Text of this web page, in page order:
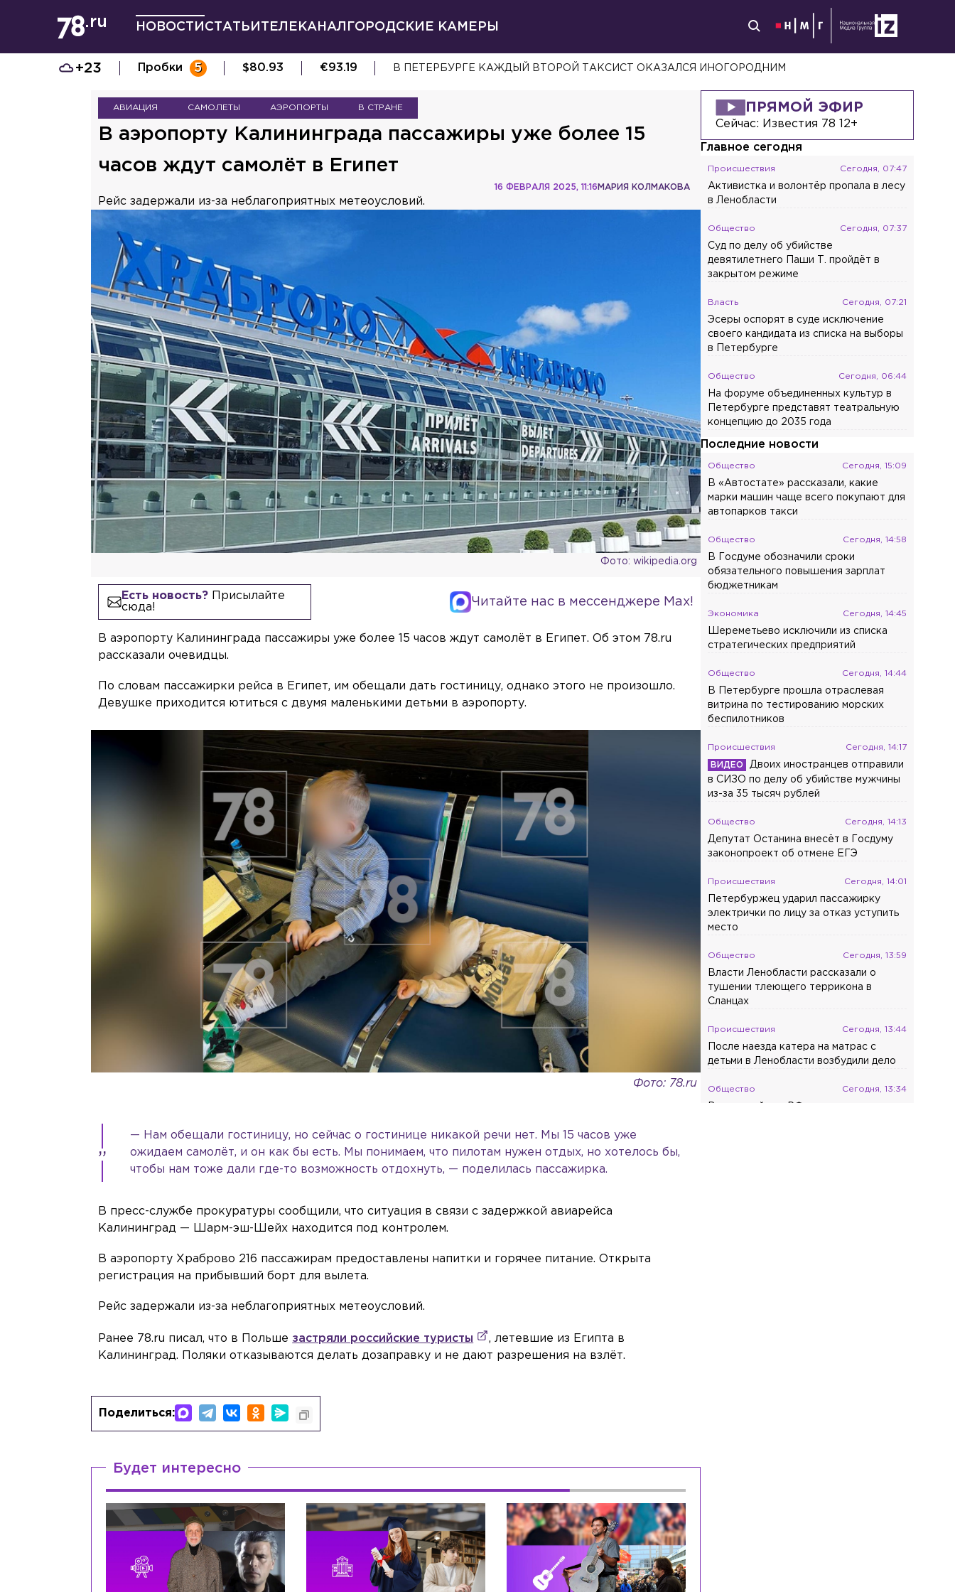
НОВОСТИ СТАТЬИ ТЕЛЕКАНАЛ ГОРОДСКИЕ КАМЕРЫ
+23 Пробки 5 $80.93 €93.19 В ПЕТЕРБУРГЕ КАЖДЫЙ ВТОРОЙ ТАКСИСТ ОКАЗАЛСЯ ИНОГОРОДНИМ
АВИАЦИЯ САМОЛЕТЫ АЭРОПОРТЫ В СТРАНЕ
В аэропорту Калининграда пассажиры уже более 15
часов ждут самолёт в Египет
МАРИЯ КОЛМАКОВА
16 ФЕВРАЛЯ 2025, 11:16
Рейс задержали из-за неблагоприятных метеоусловий.
Фото: wikipedia.org
Есть новость?Присылайте
сюда!
Читайте нас в мессенджере Max!
В аэропорту Калининграда пассажиры уже более 15 часов ждут самолёт в Египет. Об этом 78.ru
рассказали очевидцы.
По словам пассажирки рейса в Египет, им обещали дать гостиницу, однако этого не произошло.
Девушке приходится ютиться с двумя маленькими детьми в аэропорту.
Фото: 78.ru
— Нам обещали гостиницу, но сейчас о гостинице никакой речи нет. Мы 15 часов уже
ожидаем самолёт, и он как бы есть. Мы понимаем, что пилотам нужен отдых, но хотелось бы,
чтобы нам тоже дали где-то возможность отдохнуть, — поделилась пассажирка.
В пресс-службе прокуратуры сообщили, что ситуация в связи с задержкой авиарейса
Калининград — Шарм-эш-Шейх находится под контролем.
В аэропорту Храброво 216 пассажирам предоставлены напитки и горячее питание. Открыта
регистрация на прибывший борт для вылета.
Рейс задержали из-за неблагоприятных метеоусловий.
Ранее 78.ru писал, что в Польше застряли российские туристы
, летевшие из Египта в
Калининград. Поляки отказываются делать дозаправку и не дают разрешения на взлёт.
Поделиться:
Будет интересно
ПРЯМОЙ ЭФИР
Сейчас: Известия 78 12+
Главное сегодня
Происшествия Сегодня, 07:47
Активистка и волонтёр пропала в лесу
в Ленобласти
Общество Сегодня, 07:37
Суд по делу об убийстве
девятилетнего Паши Т. пройдёт в
закрытом режиме
Власть Сегодня, 07:21
Эсеры оспорят в суде исключение
своего кандидата из списка на выборы
в Петербурге
Общество Сегодня, 06:44
На форуме объединенных культур в
Петербурге представят театральную
концепцию до 2035 года
Последние новости
Общество Сегодня, 15:09
В «Автостате» рассказали, какие
марки машин чаще всего покупают для
автопарков такси
Общество Сегодня, 14:58
В Госдуме обозначили сроки
обязательного повышения зарплат
бюджетникам
Экономика Сегодня, 14:45
Шереметьево исключили из списка
стратегических предприятий
Общество Сегодня, 14:44
В Петербурге прошла отраслевая
витрина по тестированию морских
беспилотников
Происшествия Сегодня, 14:17
Двоих иностранцев отправили
в СИЗО по делу об убийстве мужчины
из-за 35 тысяч рублей
Общество Сегодня, 14:13
Депутат Останина внесёт в Госдуму
законопроект об отмене ЕГЭ
Происшествия Сегодня, 14:01
Петербуржец ударил пассажирку
электрички по лицу за отказ уступить
место
Общество Сегодня, 13:59
Власти Ленобласти рассказали о
тушении тлеющего террикона в
Сланцах
Происшествия Сегодня, 13:44
После наезда катера на матрас с
детьми в Ленобласти возбудили дело
Общество Сегодня, 13:34